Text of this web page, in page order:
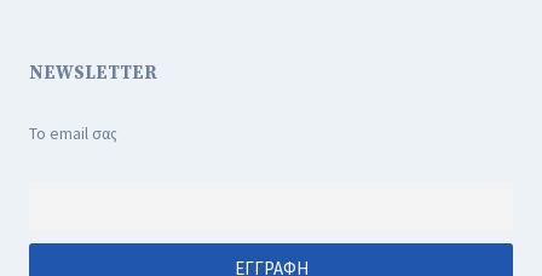
NEWSLETTER
Το email σας